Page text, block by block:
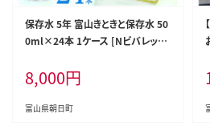
保存水 5年 富山きときと保存水 50
0ml×24本 1ケース [Nビバレッジ
トボトル 防災 防災グッズ ミネラル
ウォーター ローリングストック 長
期保存水 備蓄 備蓄水
8,000円
富山県朝日町